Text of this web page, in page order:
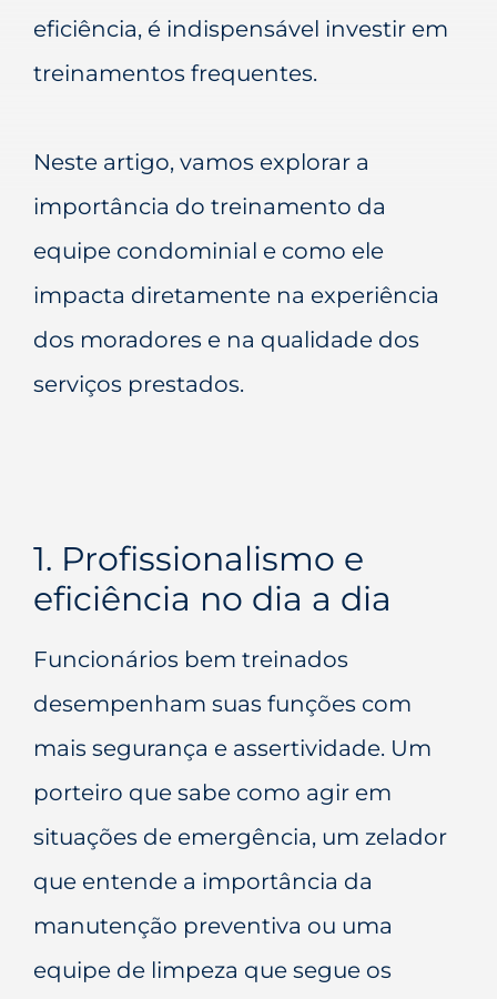
eficiência, é indispensável investir em
treinamentos frequentes.
Neste artigo, vamos explorar a
importância do treinamento da
equipe condominial e como ele
impacta diretamente na experiência
dos moradores e na qualidade dos
serviços prestados.
1. Profissionalismo e
eficiência no dia a dia
Funcionários bem treinados
desempenham suas funções com
mais segurança e assertividade. Um
porteiro que sabe como agir em
situações de emergência, um zelador
que entende a importância da
manutenção preventiva ou uma
equipe de limpeza que segue os